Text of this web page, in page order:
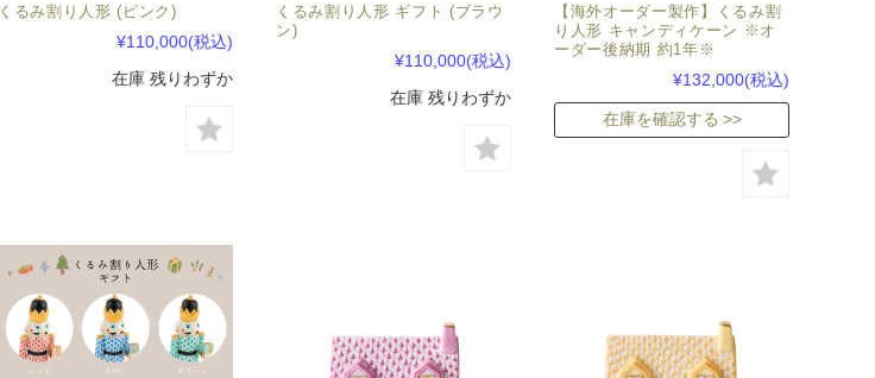
くるみ割り人形 (ピンク)
¥110,000(税込)
在庫 残りわずか
くるみ割り人形 ギフト (ブラウ
ン)
¥110,000(税込)
在庫 残りわずか
【海外オーダー製作】くるみ割
り人形 キャンディケーン ※オ
ーダー後納期 約1年※
¥132,000(税込)
在庫を確認する